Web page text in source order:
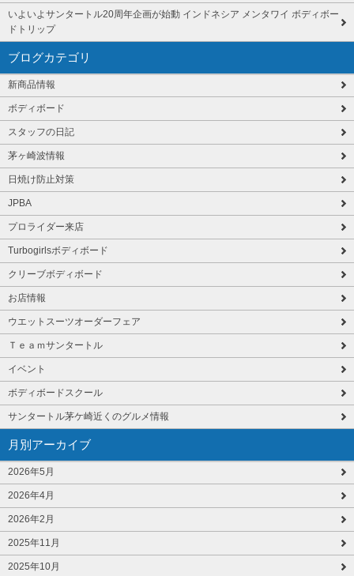
いよいよサンタートル20周年企画が始動 インドネシア メンタワイ ボディボー
ドトリップ
ブログカテゴリ
新商品情報
ボディボード
スタッフの日記
茅ヶ崎波情報
日焼け防止対策
JPBA
プロライダー来店
Turbogirlsボディボード
クリーブボディボード
お店情報
ウエットスーツオーダーフェア
Ｔｅａｍサンタートル
イベント
ボディボードスクール
サンタートル茅ケ崎近くのグルメ情報
月別アーカイブ
2026年5月
2026年4月
2026年2月
2025年11月
2025年10月